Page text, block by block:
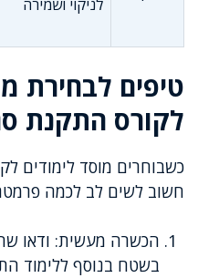
לניקוי ושמירה
טיפים לבחירת
לקורס התקנת
כשבוחרים מוסד לימודים
חשוב לשים לב לכמה
הכשרה מעשית: ודאו
בשטח בנוסף ללימוד